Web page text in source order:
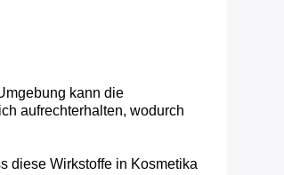
kann die
aufrechterhalten, wodurch
diese Wirkstoffe in Kosmetika